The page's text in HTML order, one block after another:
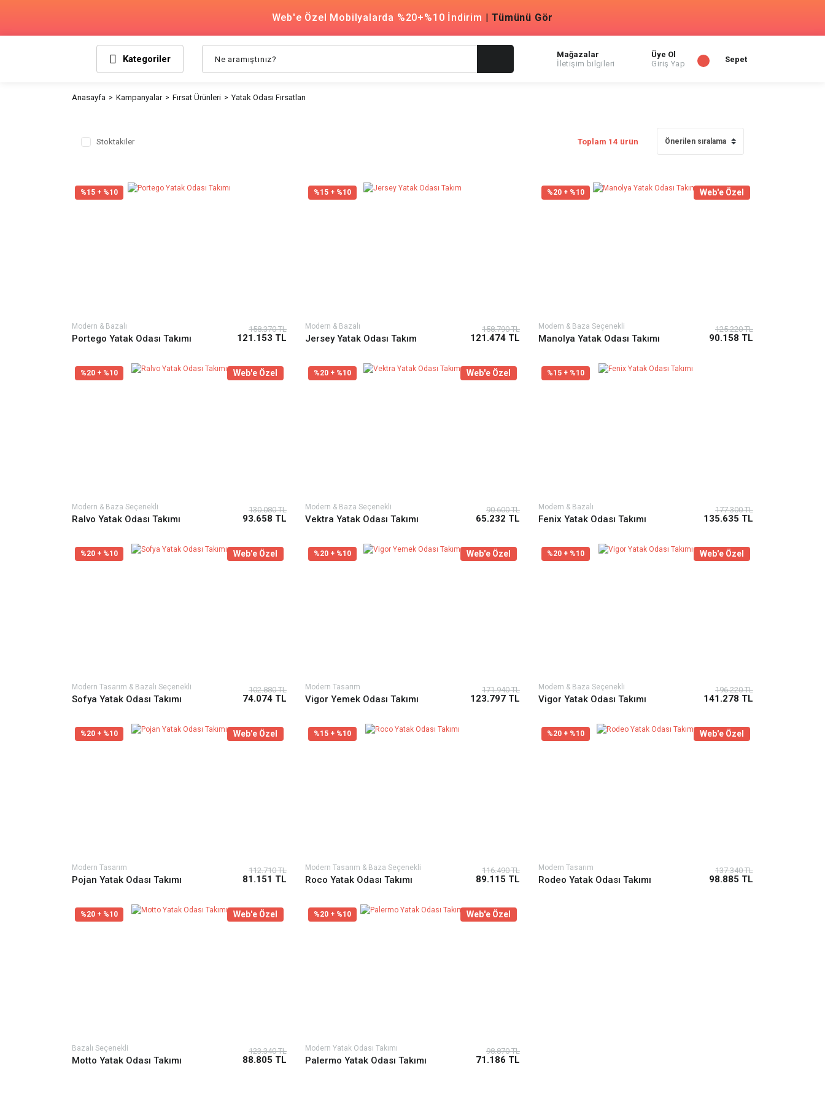
Web'e Özel Mobilyalarda %20+%10 İndirim |Tümünü Gör
Kategoriler
Mağazalar
İletişim bilgileri
Üye Ol
Giriş Yap
Sepet
Anasayfa Kampanyalar Fırsat Ürünleri Yatak Odası Fırsatları
Stoktakiler Toplam 14 ürün
%15 + %10
Modern & Bazalı
Portego Yatak Odası Takımı
158.370 TL
121.153 TL
%15 + %10
Modern & Bazalı
Jersey Yatak Odası Takım
158.790 TL
121.474 TL
%20 + %10 Web'e Özel
Modern & Baza Seçenekli
Manolya Yatak Odası Takımı
125.220 TL
90.158 TL
%20 + %10 Web'e Özel
Modern & Baza Seçenekli
Ralvo Yatak Odası Takımı
130.080 TL
93.658 TL
%20 + %10 Web'e Özel
Modern & Baza Seçenekli
Vektra Yatak Odası Takımı
90.600 TL
65.232 TL
%15 + %10
Modern & Bazalı
Fenix Yatak Odası Takımı
177.300 TL
135.635 TL
%20 + %10 Web'e Özel
Modern Tasarım & Bazalı Seçenekli
Sofya Yatak Odası Takımı
102.880 TL
74.074 TL
%20 + %10 Web'e Özel
Modern Tasarım
Vigor Yemek Odası Takımı
171.940 TL
123.797 TL
%20 + %10 Web'e Özel
Modern & Baza Seçenekli
Vigor Yatak Odası Takımı
196.220 TL
141.278 TL
%20 + %10 Web'e Özel
Modern Tasarım
Pojan Yatak Odası Takımı
112.710 TL
81.151 TL
%15 + %10
Modern Tasarım & Baza Seçenekli
Roco Yatak Odası Takımı
116.490 TL
89.115 TL
%20 + %10 Web'e Özel
Modern Tasarım
Rodeo Yatak Odası Takımı
137.340 TL
98.885 TL
%20 + %10 Web'e Özel
Bazalı Seçenekli
Motto Yatak Odası Takımı
123.340 TL
88.805 TL
%20 + %10 Web'e Özel
Modern Yatak Odası Takımı
Palermo Yatak Odası Takımı
98.870 TL
71.186 TL